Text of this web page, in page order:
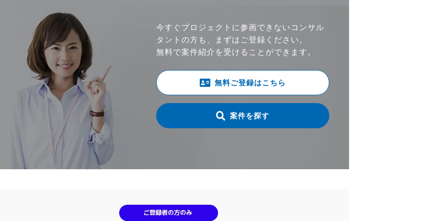
今すぐプロジェクトに参画できないコンサル
タントの方も、まずはご登録ください。
無料で案件紹介を受けることができます。
無料ご登録はこちら
案件を探す